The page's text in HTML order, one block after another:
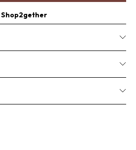
Shop2gether